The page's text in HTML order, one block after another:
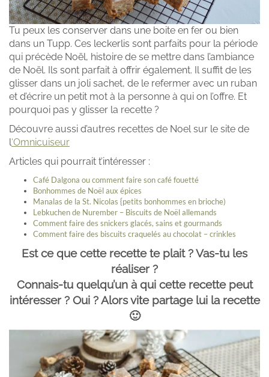
Tu peux les conserver dans une boite en fer ou bien
dans un Tupp. Ces leckerlis sont parfaits pour la période
qui précède Noël, histoire de se mettre dans l’ambiance
de Noël. Ils sont parfait à offrir également. Il suffit de les
glisser dans un joli sachet, de le refermer avec un ruban
et d’écrire un petit mot à la personne à qui on l’offre. Et
pourquoi pas y glisser la recette ?
Découvre aussi d’autres recettes de Noel sur le site de
l‘Omnicuiseur
Articles qui pourrait t’intéresser :
Café Dalgona ou comment faire son café fouetté
Bonhommes de Noël aux épices
Manalas de la St. Nicolas {petits bonhommes en brioche)
Lebkuchen de Nurember – Biscuits de Noël allemands
Comment faire des snickers glacés, sains et gourmands
Comment faire des biscuits craquelés au chocolat – crinkles
Est ce que cette recette te plait ? Vas-tu les
réaliser ?
Connais-tu quelqu’un à qui cette recette peut
intéresser ? Oui ? Alors vite partage lui la recette
🙂